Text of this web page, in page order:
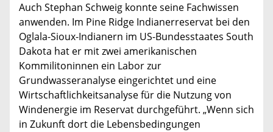
Auch Stephan Schweig konnte seine Fachwissen
anwenden. Im Pine Ridge Indianerreservat bei den
Oglala-Sioux-Indianern im US-Bundesstaates South
Dakota hat er mit zwei amerikanischen
Kommilitoninnen ein Labor zur
Grundwasseranalyse eingerichtet und eine
Wirtschaftlichkeitsanalyse für die Nutzung von
Windenergie im Reservat durchgeführt. „Wenn sich
in Zukunft dort die Lebensbedingungen